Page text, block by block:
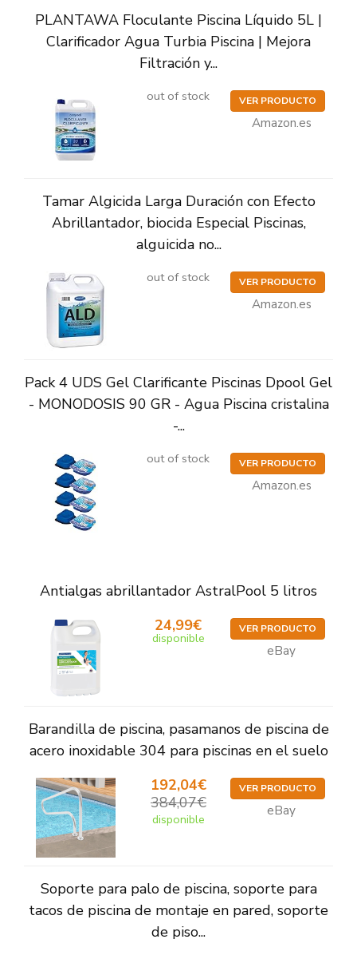
PLANTAWA Floculante Piscina Líquido 5L |
Clarificador Agua Turbia Piscina | Mejora
Filtración y...
out of stock VER PRODUCTO
Amazon.es
Tamar Algicida Larga Duración con Efecto
Abrillantador, biocida Especial Piscinas,
alguicida no...
out of stock VER PRODUCTO
Amazon.es
Pack 4 UDS Gel Clarificante Piscinas Dpool Gel
- MONODOSIS 90 GR - Agua Piscina cristalina
-...
out of stock VER PRODUCTO
Amazon.es
Antialgas abrillantador AstralPool 5 litros
24,99€
disponible
VER PRODUCTO
eBay
Barandilla de piscina, pasamanos de piscina de
acero inoxidable 304 para piscinas en el suelo
192,04€
384,07€
disponible
VER PRODUCTO
eBay
Soporte para palo de piscina, soporte para
tacos de piscina de montaje en pared, soporte
de piso...